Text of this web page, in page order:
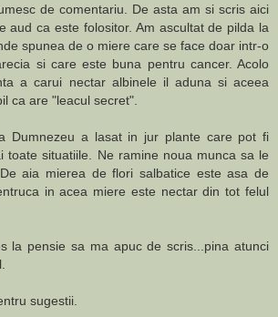
de comentariu. De asta am si scris aici
aud ca este folositor. Am ascultat de pilda la
spunea de o miere care se face doar intr-o
si care este buna pentru cancer. Acolo
a carui nectar albinele il aduna si aceea
ca are "leacul secret".
Dumnezeu a lasat in jur plante care pot fi
toate situatiile. Ne ramine noua munca sa le
aia mierea de flori salbatice este asa de
in acea miere este nectar din tot felul
la pensie sa ma apuc de scris...pina atunci
sugestii.